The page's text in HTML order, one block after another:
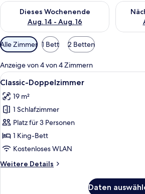
Dieses Wochenende
Aug. 14 - Aug. 16
Überprüfe die Verfügbarkeit für dieses
Verfügbare
Filter
für
Zimmer
Alle Zimmer 1 Bett 2 Betten
Anzeige von 4 von 4 Zimmern
Alle
Fotos
für
Classic-
Doppelzimmer
anzeigen
Ein
5
Classic-Doppelzimmer
19 m²
1 Schlafzimmer
Platz für 3 Personen
1 King-Bett
Kostenloses WLAN
Weitere Details
Weitere
Daten